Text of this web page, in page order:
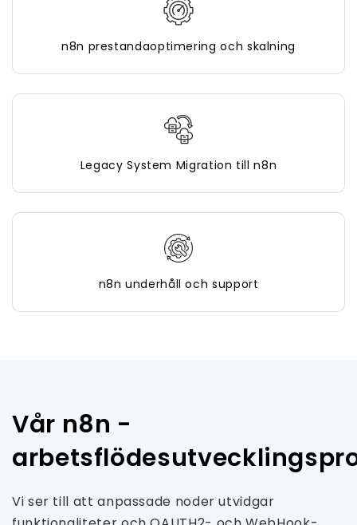
n8n prestandaoptimering och skalning
Legacy System Migration till n8n
n8n underhåll och support
Vår n8n -
Vi ser till att anpassade noder utvidgar